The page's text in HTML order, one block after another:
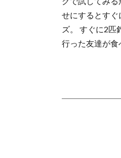
せにするとす
ズ。 すぐに2匹
行った友達が